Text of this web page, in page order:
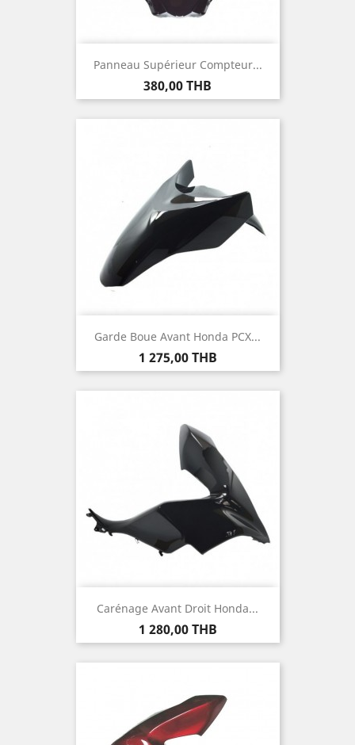
Panneau Supérieur Compteur...
Prix
380,00 THB
Garde Boue Avant Honda PCX...
Prix
1 275,00 THB
Carénage Avant Droit Honda...
Prix
1 280,00 THB